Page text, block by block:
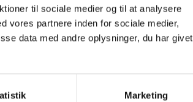
til sociale medier og til at analysere
vores partnere inden for sociale medier,
data med andre oplysninger, du har givet
Marketing
11